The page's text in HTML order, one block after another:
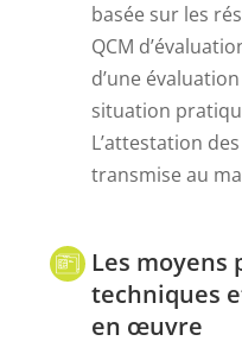
basée sur les
QCM
d’une
situation
L’attestation
transmise au
Les moyens
techniques
en œuvre